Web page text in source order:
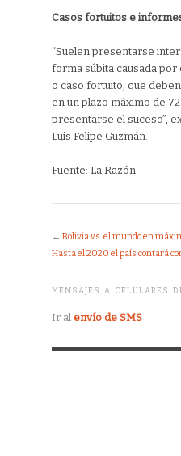
Casos fortuitos e
“Suelen presentarse
forma súbita causada
o caso fortuito, que
en un plazo máximo de
presentarse el suceso”,
Luis Felipe Guzmán.
Fuente: La Razón
← Bolivia vs. el mundo en
Hasta el 2020 el país contará
MENSAJES A CELULARES
Ir al envío de SMS